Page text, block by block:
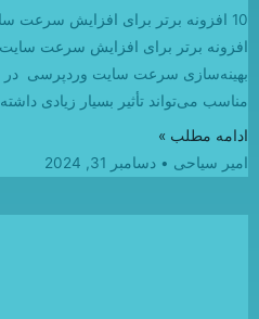
مناسب می‌تواند تأثیر بسیار زیادی داشته
ادامه مطلب »
امیر سیاحی
دسامبر 31, 2024